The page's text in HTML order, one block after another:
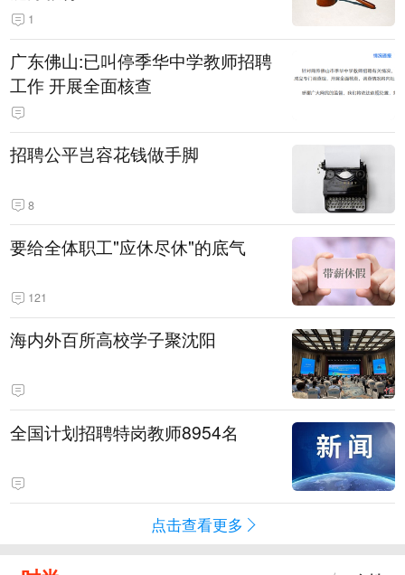
1
广东佛山:已叫停季华中学教师招聘
工作 开展全面核查
招聘公平岂容花钱做手脚
8
要给全体职工"应休尽休"的底气
121
海内外百所高校学子聚沈阳
全国计划招聘特岗教师8954名
点击查看更多